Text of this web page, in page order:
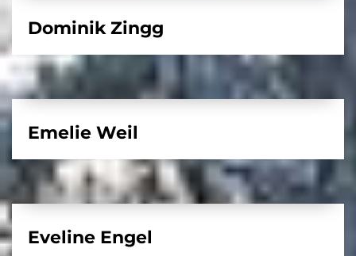
Dominik Zingg
Emelie Weil
Eveline Engel